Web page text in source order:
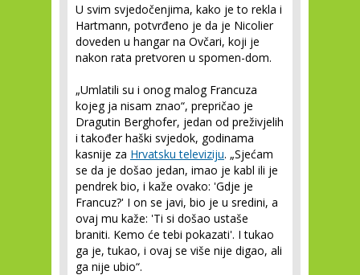
U svim svjedočenjima, kako je to rekla i
Hartmann, potvrđeno je da je Nicolier
doveden u hangar na Ovčari, koji je
nakon rata pretvoren u spomen-dom.
„Umlatili su i onog malog Francuza
kojeg ja nisam znao“, prepričao je
Dragutin Berghofer, jedan od preživjelih
i također haški svjedok, godinama
kasnije za Hrvatsku televiziju. „Sjećam
se da je došao jedan, imao je kabl ili je
pendrek bio, i kaže ovako: 'Gdje je
Francuz?' I on se javi, bio je u sredini, a
ovaj mu kaže: 'Ti si došao ustaše
braniti. Kemo će tebi pokazati'. I tukao
ga je, tukao, i ovaj se više nije digao, ali
ga nije ubio“.